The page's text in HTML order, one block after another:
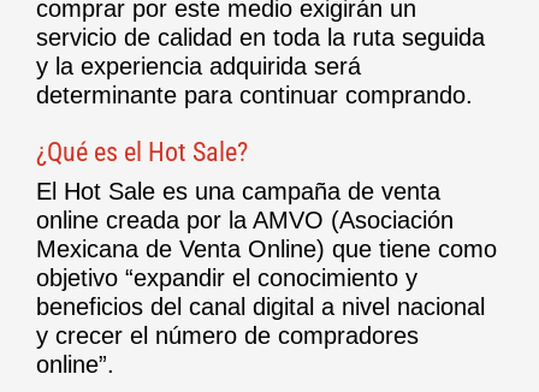
comprar por este medio exigirán un
servicio de calidad en toda la ruta seguida
y la experiencia adquirida será
determinante para continuar comprando.
¿Qué es el Hot Sale?
El Hot Sale es una campaña de venta
online creada por la AMVO (Asociación
Mexicana de Venta Online) que tiene como
objetivo “expandir el conocimiento y
beneficios del canal digital a nivel nacional
y crecer el número de compradores
online”.